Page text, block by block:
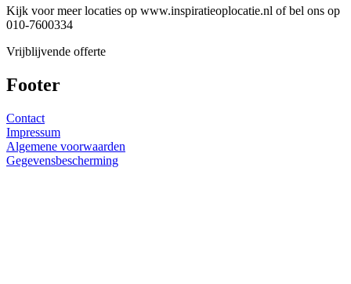
Kijk voor meer locaties op www.inspiratieoplocatie.nl of bel ons op
010-7600334
Vrijblijvende offerte
Footer
Contact
Impressum
Algemene voorwaarden
Gegevensbescherming